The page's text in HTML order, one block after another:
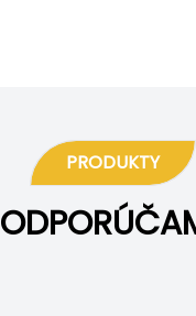
PRODUKTY